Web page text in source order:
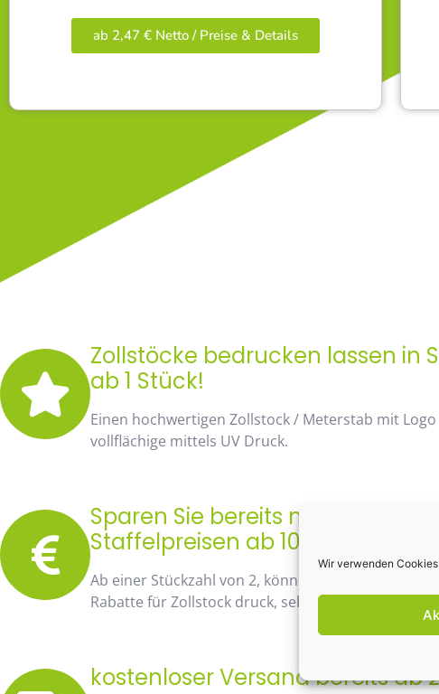
Wir verwenden
ab 2,47 € Netto / Preise & Details
Zollstöcke bedrucken lassen in
ab 1 Stück!
Einen hochwertigen Zollstock / Meterstab mit
vollflächige mittels UV Druck.
Sparen Sie bereits mit
Staffelpreisen ab 10 Stück fast
Ab einer Stückzahl von 2, können Sie bereits von
Rabatte für Zollstock druck, sehen Sie sofort
kostenloser Versand bereits ab